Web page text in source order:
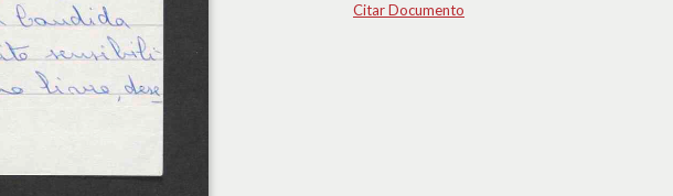
Citar Documento